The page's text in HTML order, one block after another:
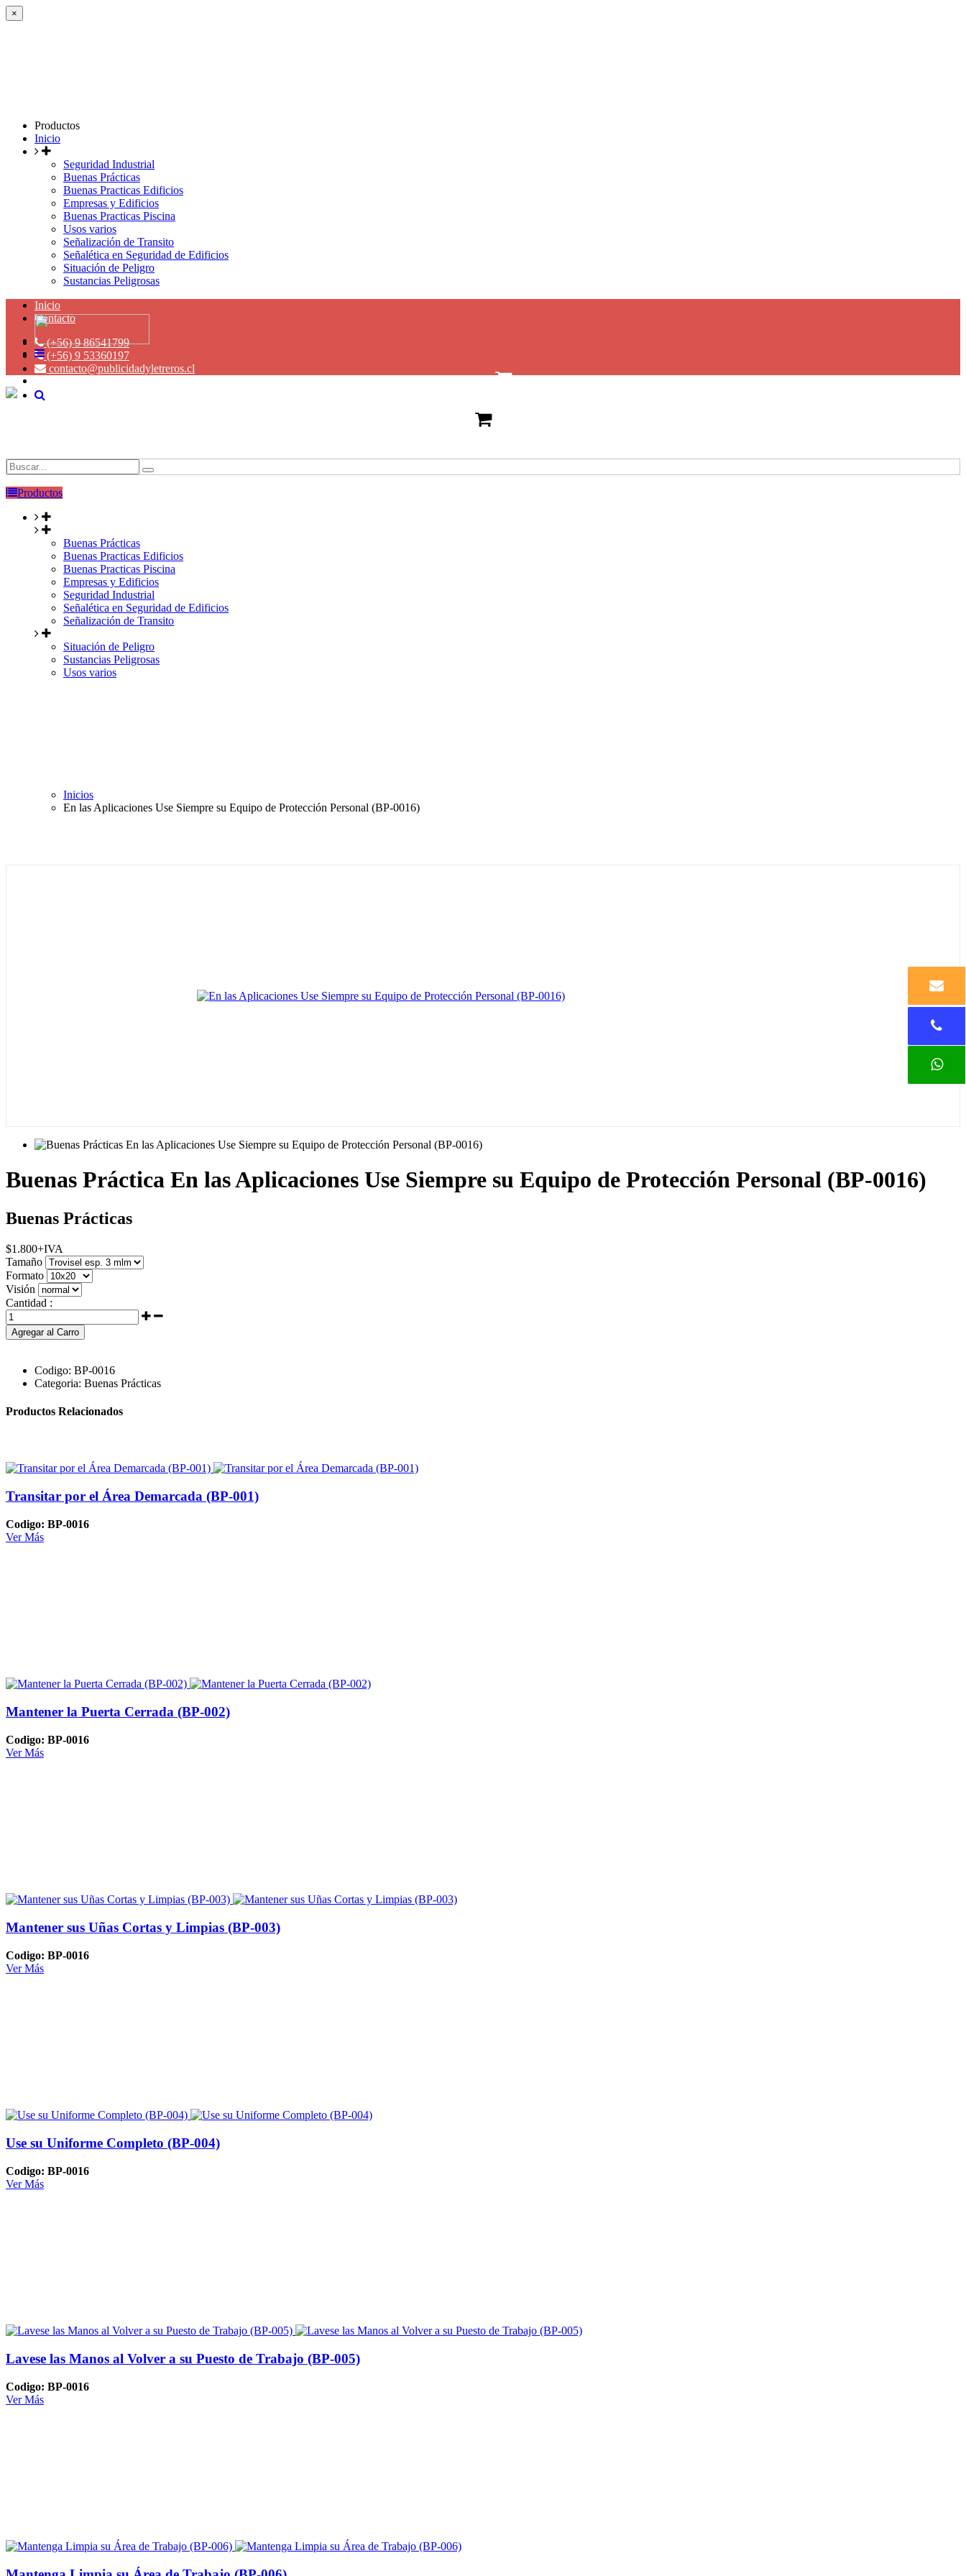
×
Productos
Inicio
Seguridad Industrial
Buenas Prácticas
Buenas Practicas Edificios
Empresas y Edificios
Buenas Practicas Piscina
Usos varios
Señalización de Transito
Señalética en Seguridad de Edificios
Situación de Peligro
Sustancias Peligrosas
Inicio
Contacto
(+56) 9 86541799
(+56) 9 53360197
contacto@publicidadyletreros.cl
Productos
Buenas Prácticas
Buenas Practicas Edificios
Buenas Practicas Piscina
Empresas y Edificios
Seguridad Industrial
Señalética en Seguridad de Edificios
Señalización de Transito
Situación de Peligro
Sustancias Peligrosas
Usos varios
Inicios
En las Aplicaciones Use Siempre su Equipo de Protección Personal (BP-0016)
Buenas Práctica En las Aplicaciones Use Siempre su Equipo de Protección Personal (BP-0016)
Buenas Prácticas
$1.800+IVA
Tamaño
Formato
Visión
Cantidad :
Agregar al Carro
Codigo: BP-0016
Categoria: Buenas Prácticas
Productos Relacionados
Transitar por el Área Demarcada (BP-001)
Codigo: BP-0016
Ver Más
Mantener la Puerta Cerrada (BP-002)
Codigo: BP-0016
Ver Más
Mantener sus Uñas Cortas y Limpias (BP-003)
Codigo: BP-0016
Ver Más
Use su Uniforme Completo (BP-004)
Codigo: BP-0016
Ver Más
Lavese las Manos al Volver a su Puesto de Trabajo (BP-005)
Codigo: BP-0016
Ver Más